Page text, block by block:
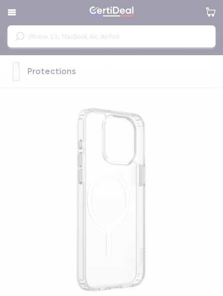
Protections